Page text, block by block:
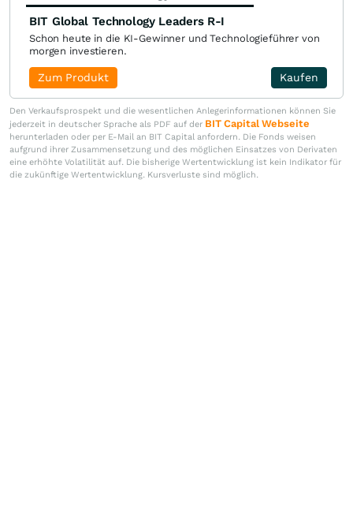
BIT Global Technology Leaders R-I
Schon heute in die KI-Gewinner und Technologieführer von
morgen investieren.
Kaufen
Zum Produkt
Den Verkaufsprospekt und die wesentlichen Anlegerinformationen können Sie
jederzeit in deutscher Sprache als PDF auf der BIT Capital Webseite
herunterladen oder per E-Mail an BIT Capital anfordern. Die Fonds weisen
aufgrund ihrer Zusammensetzung und des möglichen Einsatzes von Derivaten
eine erhöhte Volatilität auf. Die bisherige Wertentwicklung ist kein Indikator für
die zukünftige Wertentwicklung. Kursverluste sind möglich.